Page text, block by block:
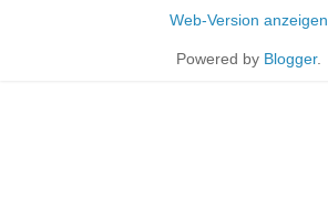
Web-Version anzeigen
Powered by Blogger.